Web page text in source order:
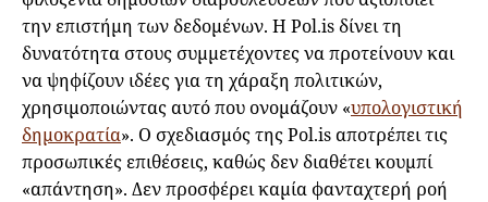
την επιστήμη των δεδομένων. Η Pol.is δίνει τη
δυνατότητα στους συμμετέχοντες να προτείνουν και
να ψηφίζουν ιδέες για τη χάραξη πολιτικών,
χρησιμοποιώντας αυτό που ονομάζουν «υπολογιστική
δημοκρατία». Ο σχεδιασμός της Pol.is αποτρέπει τις
προσωπικές επιθέσεις, καθώς δεν διαθέτει κουμπί
«απάντηση». Δεν προσφέρει καμία φανταχτερή ροή